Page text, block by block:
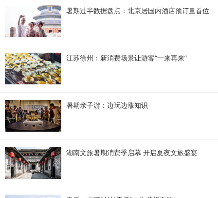
暑期过半数据盘点：北京居国内酒店预订量首位
江苏徐州：新消费场景让游客“一来再来”
暑期亲子游：边玩边涨知识
湖南文旅暑期消费季启幕 开启夏夜文旅盛宴